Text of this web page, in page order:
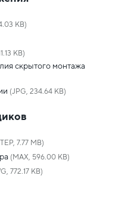
KB)
KB)
скрытого монтажа
(JPG, 234.64 KB)
7.77 MB)
(MAX, 596.00 KB)
772.17 KB)